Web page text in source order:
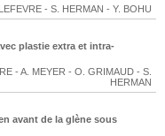
- S. HERMAN - Y. BOHU
plastie extra et intra-
- A. MEYER - O. GRIMAUD - S.
HERMAN
avant de la glène sous